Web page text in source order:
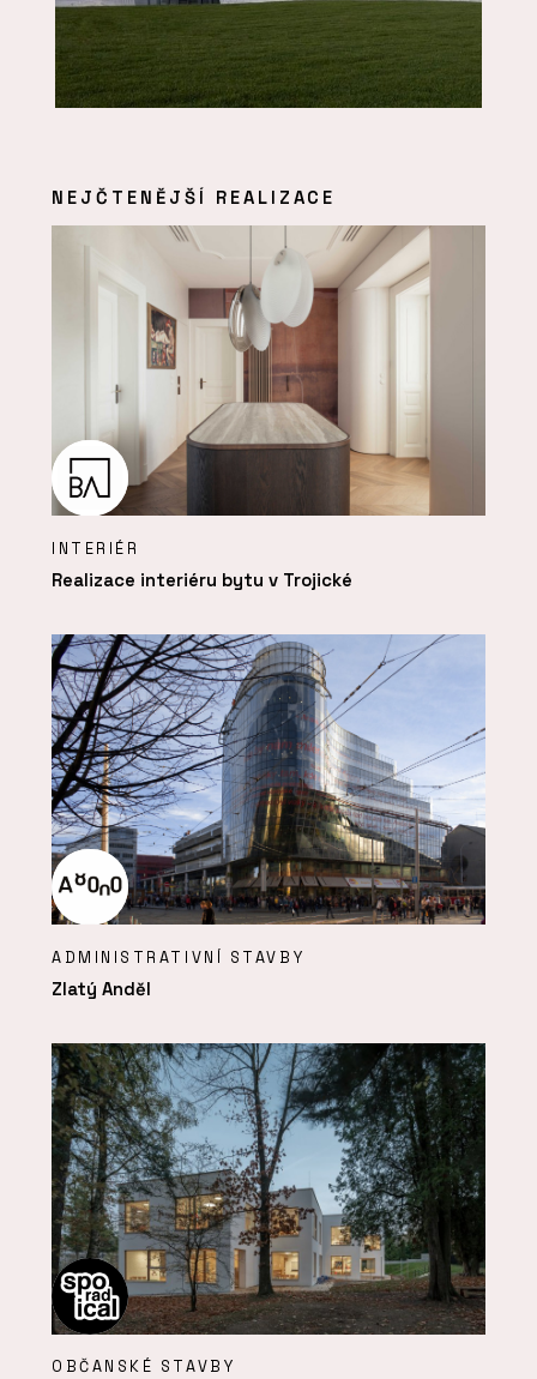
NEJČTENĚJŠÍ REALIZACE
INTERIÉR
Realizace interiéru bytu v Trojické
ADMINISTRATIVNÍ STAVBY
Zlatý Anděl
OBČANSKÉ STAVBY